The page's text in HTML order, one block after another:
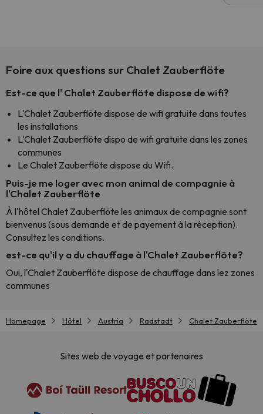
Foire aux questions sur Chalet Zauberflöte
Est-ce que l' Chalet Zauberflöte dispose de wifi?
L'Chalet Zauberflöte dispose de wifi gratuite dans toutes
les installations
L'Chalet Zauberflöte dispo de wifi gratuite dans les zones
communes
Le Chalet Zauberflöte dispose du Wifi.
Puis-je me loger avec mon animal de compagnie à
l'Chalet Zauberflöte
À l'hôtel Chalet Zauberflöte les animaux de compagnie sont
bienvenus (sous demande et de payement à la réception).
Consultez les conditions.
est-ce qu'il y a du chauffage à l'Chalet Zauberflöte?
Oui, l'Chalet Zauberflöte dispose de chauffage dans lez zones
communes
Homepage Hôtel Austria Radstadt Chalet Zauberflöte
Sites web de voyage et partenaires